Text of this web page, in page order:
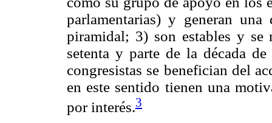
parlamentarias) y generan
piramidal; 3) son estables y se
setenta y parte de la década
congresistas se benefician del
en este sentido tienen una
por interés.3